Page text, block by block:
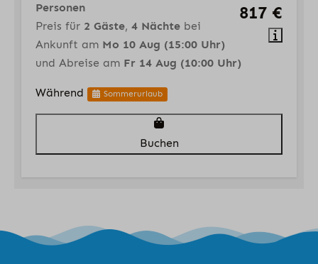
817 €
Personen
Preis für 2 Gäste, 4 Nächte bei
Ankunft am Mo 10 Aug (15:00 Uhr)
und Abreise am Fr 14 Aug (10:00 Uhr)
Während Sommerurlaub
Buchen